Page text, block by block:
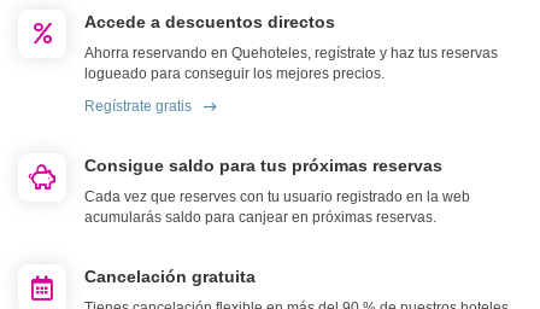
Accede a descuentos directos
Ahorra reservando en Quehoteles, regístrate y haz tus reservas
logueado para conseguir los mejores precios.
Regístrate gratis
Consigue saldo para tus próximas reservas
Cada vez que reserves con tu usuario registrado en la web
acumularás saldo para canjear en próximas reservas.
Cancelación gratuita